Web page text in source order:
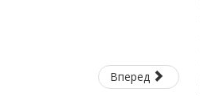
Вперед